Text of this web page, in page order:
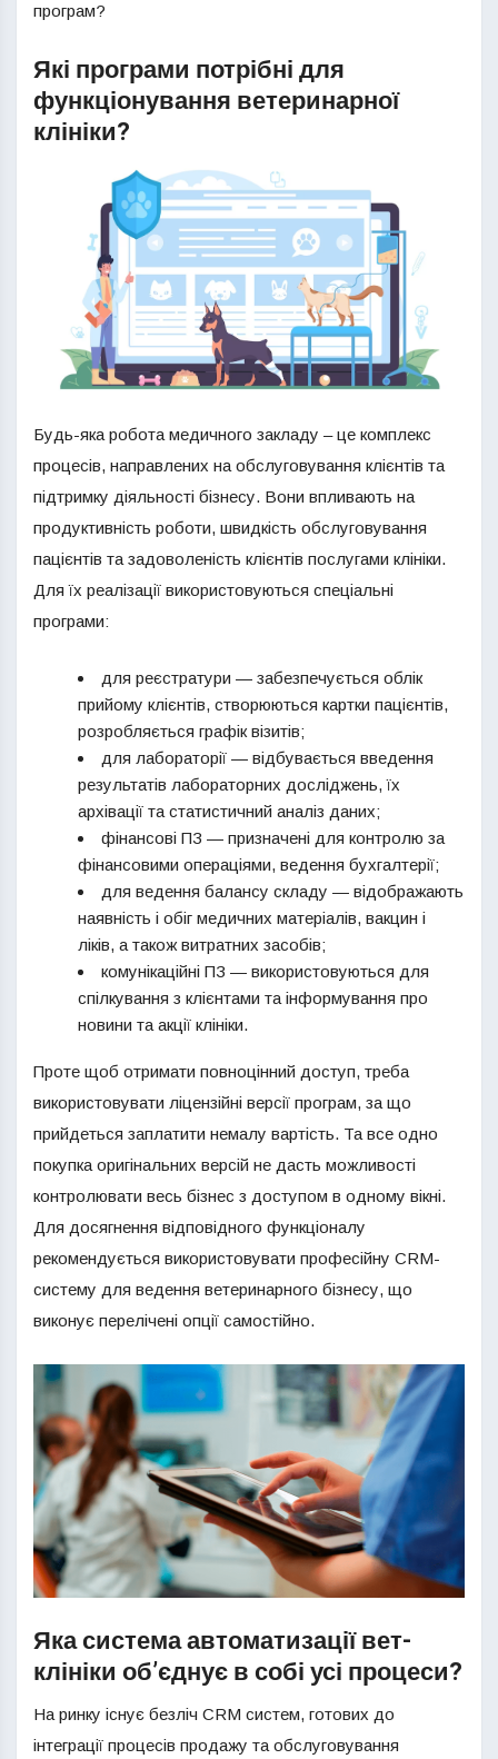
програм?
Які програми потрібні для
функціонування ветеринарної
клініки?
Будь-яка робота медичного закладу – це комплекс
процесів, направлених на обслуговування клієнтів та
підтримку діяльності бізнесу. Вони впливають на
продуктивність роботи, швидкість обслуговування
пацієнтів та задоволеність клієнтів послугами клініки.
Для їх реалізації використовуються спеціальні
програми:
для реєстратури — забезпечується облік
прийому клієнтів, створюються картки пацієнтів,
розробляється графік візитів;
для лабораторії — відбувається введення
результатів лабораторних досліджень, їх
архівації та статистичний аналіз даних;
фінансові ПЗ — призначені для контролю за
фінансовими операціями, ведення бухгалтерії;
для ведення балансу складу — відображають
наявність і обіг медичних матеріалів, вакцин і
ліків, а також витратних засобів;
комунікаційні ПЗ — використовуються для
спілкування з клієнтами та інформування про
новини та акції клініки.
Проте щоб отримати повноцінний доступ, треба
використовувати ліцензійні версії програм, за що
прийдеться заплатити немалу вартість. Та все одно
покупка оригінальних версій не дасть можливості
контролювати весь бізнес з доступом в одному вікні.
Для досягнення відповідного функціоналу
рекомендується використовувати професійну CRM-
систему для ведення ветеринарного бізнесу, що
виконує перелічені опції самостійно.
Яка система автоматизації вет-
клініки об’єднує в собі усі процеси?
На ринку існує безліч CRM систем, готових до
інтеграції процесів продажу та обслуговування